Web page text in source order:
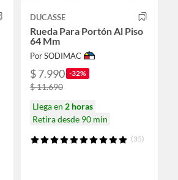
DUCASSE
Rueda Para Portón Al Piso
64 Mm
Por SODIMAC
$ 7.990 -32%
$ 11.690
Llega en 2 horas
Retira desde 90 min
(35)